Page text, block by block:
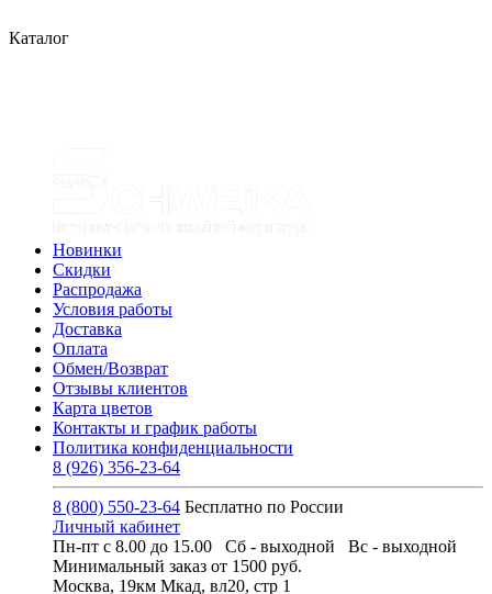
Каталог
Новинки
Скидки
Распродажа
Условия работы
Доставка
Оплата
Обмен/Возврат
Отзывы клиентов
Карта цветов
Контакты и график работы
Политика конфиденциальности
8 (926) 356-23-64
8 (800) 550-23-64 Бесплатно по России
Личный кабинет
Пн-пт с 8.00 до 15.00 Сб - выходной Вс - выходной
Минимальный заказ от 1500 руб.
Москва, 19км Мкад, вл20, стр 1